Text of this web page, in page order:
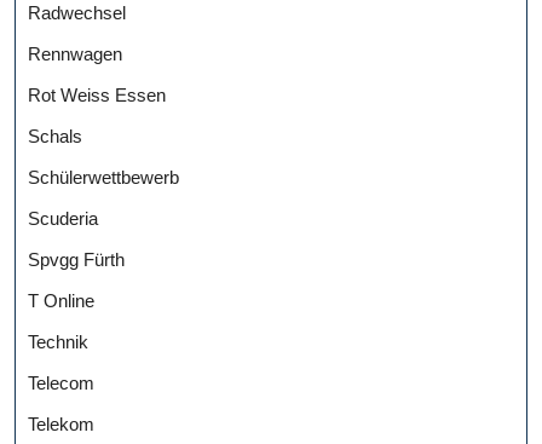
Radwechsel
Rennwagen
Rot Weiss Essen
Schals
Schülerwettbewerb
Scuderia
Spvgg Fürth
T Online
Technik
Telecom
Telekom